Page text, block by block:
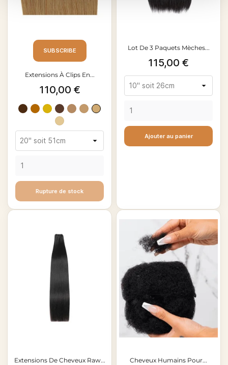
SUBSCRIBE
Extensions À Clips En...
Prix
110,00 €
Brun
#4
Blond
cuivré
#30
Blond
miel
#27
Châtain
foncé
Châtain
BlondBlond
Blond
#22
Rupture de stock
Lot De 3 Paquets Mèches...
Prix
115,00 €
Ajouter au panier
Extensions De Cheveux Raw... Cheveux Humains Pour...